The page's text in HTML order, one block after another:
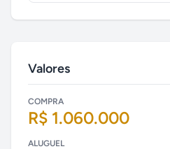
Valores
COMPRA
R$ 1.060.000
ALUGUEL